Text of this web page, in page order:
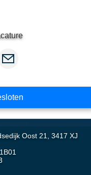
Oost 21, 3417 XJ